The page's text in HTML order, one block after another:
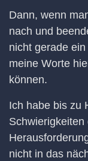
Dann, wenn
nach und
nicht gerade
meine Worte
können.
Ich habe bis zu
nicht in das